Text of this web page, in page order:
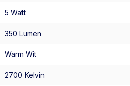
5 Watt
350 Lumen
Warm Wit
2700 Kelvin